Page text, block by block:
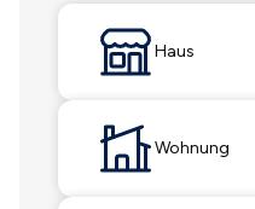
Haus
Wohnung